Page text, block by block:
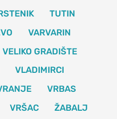
TUTIN
VARVARIN
VELIKO GRADIŠTE
VLADIMIRCI
VRBAS
VRŠAC ŽABALJ